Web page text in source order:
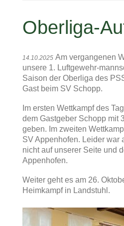
Oberliga-
14.10.2025 Am vergangenen
unsere 1. Luftgewehr-
Saison der Oberliga des
Gast beim SV Schopp.
Im ersten Wettkampf des
dem Gastgeber Schopp mit
geben. Im zweiten
SV Appenhofen. Leider war
nicht auf unserer Seite und
Appenhofen.
Weiter geht es am 26.
Heimkampf in Landstuhl.